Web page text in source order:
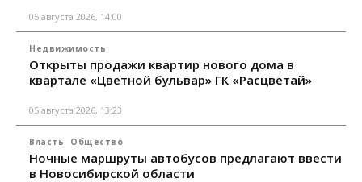
05 августа 2026, 14:00
Недвижимость
Открыты продажи квартир нового дома в
квартале «Цветной бульвар» ГК «Расцветай»
05 августа 2026, 13:23
Власть Общество
Ночные маршруты автобусов предлагают ввести
в Новосибирской области